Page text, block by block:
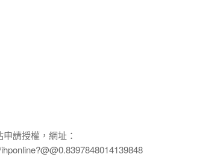
請授權，網址：